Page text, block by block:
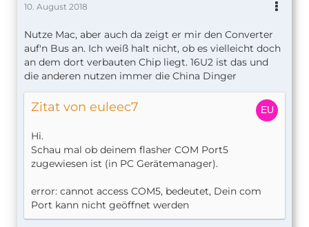
10. August 2018
Nutze Mac, aber auch da zeigt er mir den Converter
auf'n Bus an. Ich weiß halt nicht, ob es vielleicht doch
an dem dort verbauten Chip liegt. 16U2 ist das und
die anderen nutzen immer die China Dinger
Zitat von euleec7
Hi.
Schau mal ob deinem flasher COM Port5
zugewiesen ist (in PC Gerätemanager).
error: cannot access COM5, bedeutet, Dein com
Port kann nicht geöffnet werden